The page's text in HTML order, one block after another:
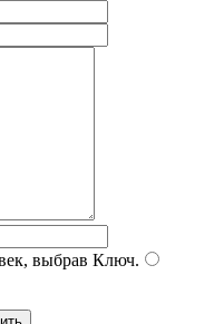
выбрав Ключ.